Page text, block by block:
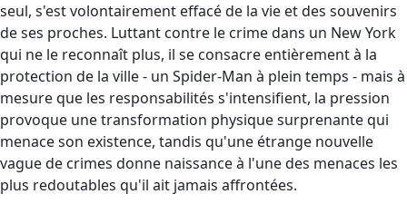
seul, s'est volontairement effacé de la vie et des souvenirs
de ses proches. Luttant contre le crime dans un New York
qui ne le reconnaît plus, il se consacre entièrement à la
protection de la ville - un Spider-Man à plein temps - mais à
mesure que les responsabilités s'intensifient, la pression
provoque une transformation physique surprenante qui
menace son existence, tandis qu'une étrange nouvelle
vague de crimes donne naissance à l'une des menaces les
plus redoutables qu'il ait jamais affrontées.